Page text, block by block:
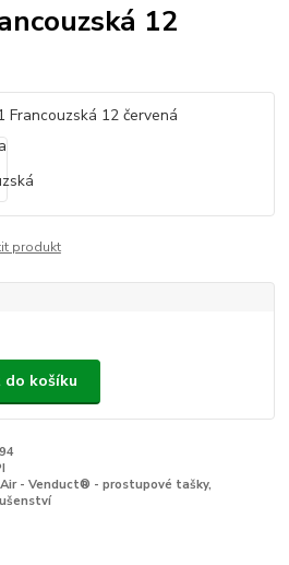
12
produkt
do košíku
- Venduct® - prostupové tašky,